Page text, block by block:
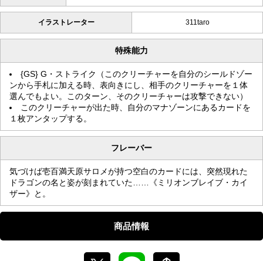
イラストレーター 311taro
特殊能力
{GS} G・ストライク（このクリーチャーを自分のシールドゾー
ンから手札に加える時、表向きにし、相手のクリーチャーを１体
選んでもよい。このターン、そのクリーチャーは攻撃できない）
このクリーチャーが出た時、自分のマナゾーンにあるカードを
１枚アンタップする。
フレーバー
気づけば壱百満天原サロメが持つ空白のカードには、突然現れた
ドラゴンの名と姿が刻まれていた……《ミリオンブレイブ・カイ
ザー》と。
商品情報